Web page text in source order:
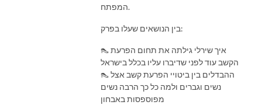
המפתח.
בין הנושאים שעלו בפרק:
👠 איך שירלי גילתה את תחום הפרעת
הקשב עוד לפני שדיברו עליו בכלל בישראל
👠 ההבדלים בין ביטויי הפרעת קשב אצל
נשים וגברים ולמה כל כך הרבה נשים
מפוספסות באבחון